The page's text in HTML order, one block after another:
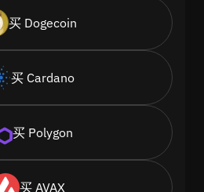
买 Dogecoin
买 Cardano
买 Polygon
买 AVAX